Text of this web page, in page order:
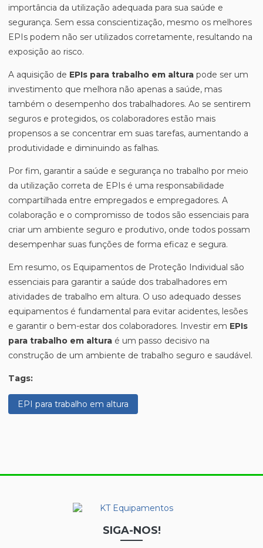
importância da utilização adequada para sua saúde e
segurança. Sem essa conscientização, mesmo os melhores
EPIs podem não ser utilizados corretamente, resultando na
exposição ao risco.
A aquisição de EPIs para trabalho em altura pode ser um
investimento que melhora não apenas a saúde, mas
também o desempenho dos trabalhadores. Ao se sentirem
seguros e protegidos, os colaboradores estão mais
propensos a se concentrar em suas tarefas, aumentando a
produtividade e diminuindo as falhas.
Por fim, garantir a saúde e segurança no trabalho por meio
da utilização correta de EPIs é uma responsabilidade
compartilhada entre empregados e empregadores. A
colaboração e o compromisso de todos são essenciais para
criar um ambiente seguro e produtivo, onde todos possam
desempenhar suas funções de forma eficaz e segura.
Em resumo, os Equipamentos de Proteção Individual são
essenciais para garantir a saúde dos trabalhadores em
atividades de trabalho em altura. O uso adequado desses
equipamentos é fundamental para evitar acidentes, lesões
e garantir o bem-estar dos colaboradores. Investir em EPIs
para trabalho em altura é um passo decisivo na
construção de um ambiente de trabalho seguro e saudável.
Tags:
EPI para trabalho em altura
SIGA-NOS!